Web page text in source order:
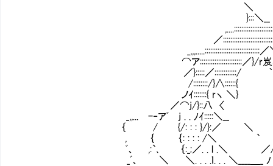
＼
}:::＼__
,....::::::::::::::::::::::＼
／
_,,,.....::::::::::::::::::::::::::::::／＼}/
⌒ア:::::::::::::::::::::::／}/r岌ミヽ
／}:::::／::::::::::::/ ｀` ﾉ
/::::::::/}∧::::::{
ノｲ:::::::{ rヽ ＼}
／⌒j/}::八 〈 ⌒
_,,... -‐アﾞ j . . ﾉｲ:::::＼__ .: / や
｛ / {/: : : }/}:／ ＼
, ｛ ｛: : : : /＼ `
ﾞ、 ,:`､ ｛:_;／. . l .＼ ／/
_ﾞ、 ＼ ＼. . . .ｌ. . . ＼____＿_